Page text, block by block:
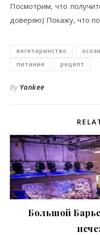
Посмотрим, что
доверяю) Покажу, что
вегетаринство
питание
рецепт
By Yankee
Большой